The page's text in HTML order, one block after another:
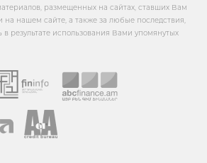
размещенных на сайтах, ставших Вам
на нашем сайте, а также за любые последствия,
в результате использования Вами упомянутых